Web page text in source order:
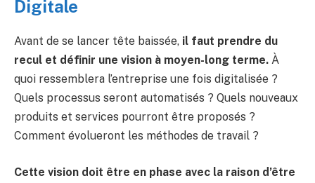
Digitale
Avant de se lancer tête baissée, il faut prendre du
recul et définir une vision à moyen-long terme. À
quoi ressemblera l’entreprise une fois digitalisée ?
Quels processus seront automatisés ? Quels nouveaux
produits et services pourront être proposés ?
Comment évolueront les méthodes de travail ?
Cette vision doit être en phase avec la raison d’être